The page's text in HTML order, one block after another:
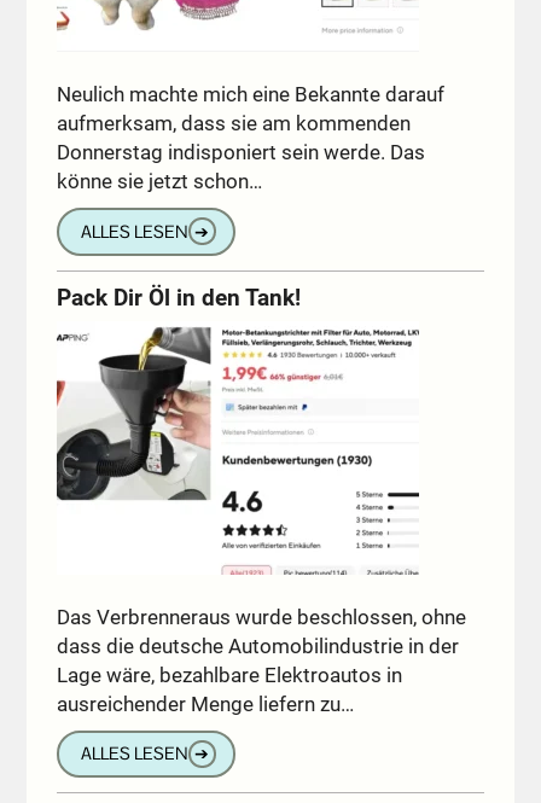
Neulich machte mich eine Bekannte darauf
aufmerksam, dass sie am kommenden
Donnerstag indisponiert sein werde. Das
könne sie jetzt schon…
ALLES LESEN ➔
Pack Dir Öl in den Tank!
Das Verbrenneraus wurde beschlossen, ohne
dass die deutsche Automobilindustrie in der
Lage wäre, bezahlbare Elektroautos in
ausreichender Menge liefern zu…
ALLES LESEN ➔